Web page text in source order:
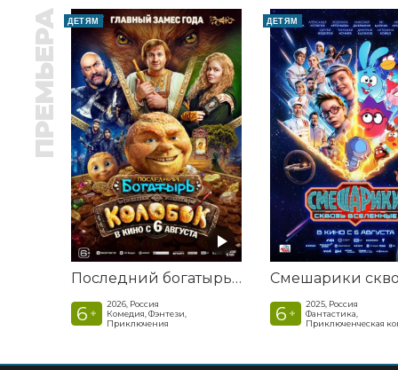
ПРЕМЬЕРА ДЕТЯМ
Последний богатырь. Колобок
6 +
2026, Россия
Комедия, Фэнтези,
Приключения
ДЕТЯМ
6 +
2025, Россия
Фантастика,
Приключенческая